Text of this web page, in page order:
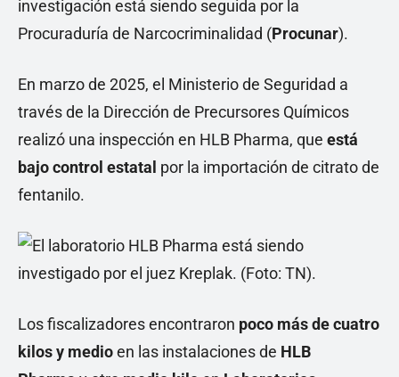
investigación está siendo seguida por la
Procuraduría de Narcocriminalidad (Procunar).
En marzo de 2025, el Ministerio de Seguridad a
través de la Dirección de Precursores Químicos
realizó una inspección en HLB Pharma, que está
bajo control estatal por la importación de citrato de
fentanilo.
Los fiscalizadores encontraron poco más de cuatro
kilos y medioen las instalaciones de HLB